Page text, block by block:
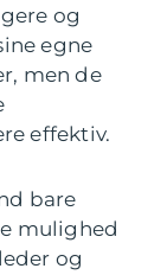
og
egne
men de
effektiv.
bare
mulighed
og